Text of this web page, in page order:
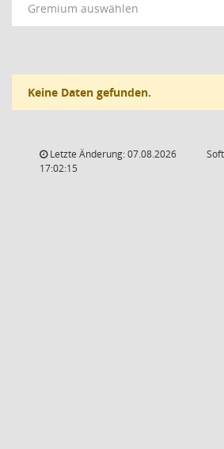
Gremium auswählen
Keine Daten gefunden.
Letzte Änderung: 07.08.2026
17:02:15